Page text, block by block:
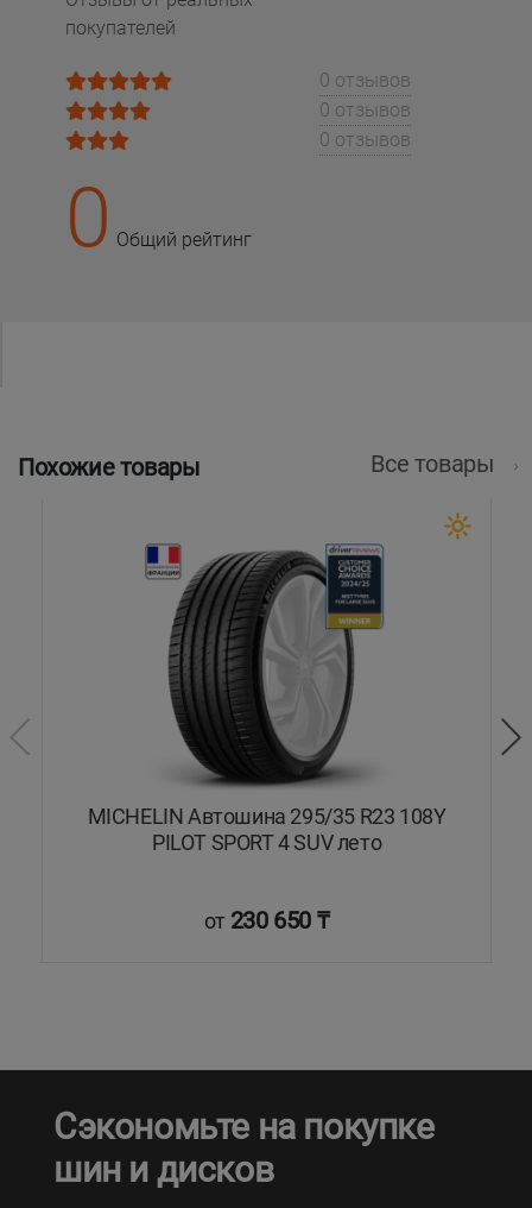
покупателей
0 отзывов
0 отзывов
0 отзывов
0 Общий рейтинг
Похожие товары Все товары
MICHELIN Автошина 295/35 R23 108Y
PILOT SPORT 4 SUV лето
от 230 650 ₸
Сэкономьте на покупке
шин и дисков